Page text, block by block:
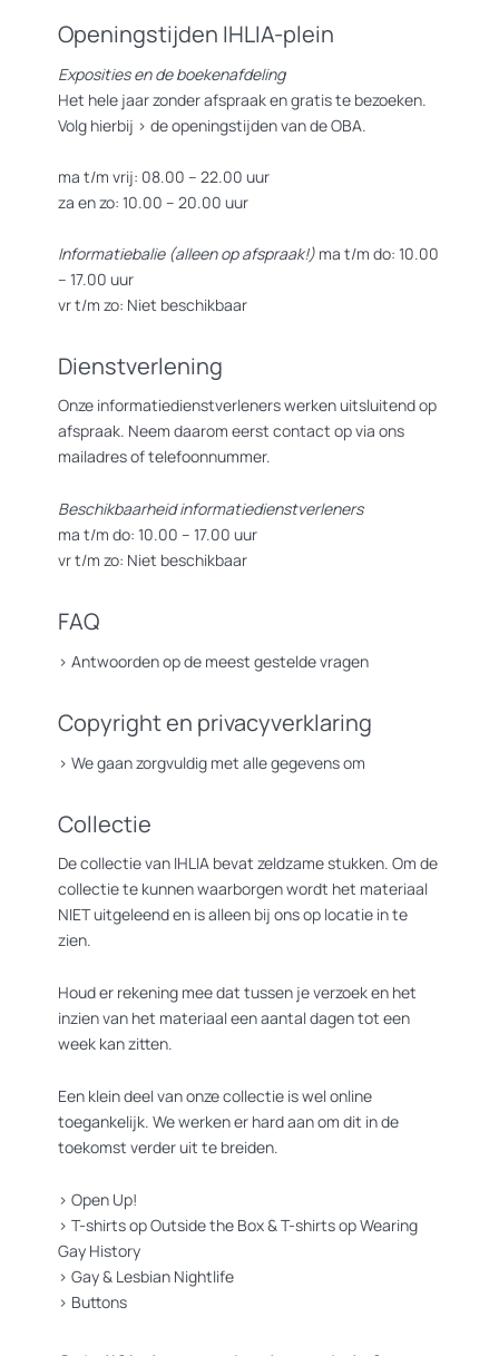
Openingstijden IHLIA-plein
Exposities en de boekenafdeling
Het hele jaar zonder afspraak en gratis te bezoeken.
Volg hierbij > de openingstijden van de OBA.
ma t/m vrij: 08.00 – 22.00 uur
za en zo: 10.00 – 20.00 uur
Informatiebalie (alleen op afspraak!) ma t/m do: 10.00
– 17.00 uur
vr t/m zo: Niet beschikbaar
Dienstverlening
Onze informatiedienstverleners werken uitsluitend op
afspraak. Neem daarom eerst contact op via ons
mailadres of telefoonnummer.
Beschikbaarheid informatiedienstverleners
ma t/m do: 10.00 – 17.00 uur
vr t/m zo: Niet beschikbaar
FAQ
> Antwoorden op de meest gestelde vragen
Copyright en privacyverklaring
> We gaan zorgvuldig met alle gegevens om
Collectie
De collectie van IHLIA bevat zeldzame stukken. Om de
collectie te kunnen waarborgen wordt het materiaal
NIET uitgeleend en is alleen bij ons op locatie in te
zien.
Houd er rekening mee dat tussen je verzoek en het
inzien van het materiaal een aantal dagen tot een
week kan zitten.
Een klein deel van onze collectie is wel online
toegankelijk. We werken er hard aan om dit in de
toekomst verder uit te breiden.
> Open Up!
> T-shirts op Outside the Box&T-shirts op Wearing
Gay History
> Gay & Lesbian Nightlife
> Buttons